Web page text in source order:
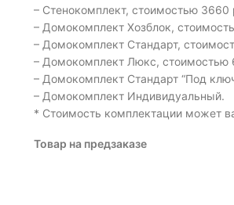
– Стенокомплект, стоимостью 3660
– Домокомплект Хозблок,
– Домокомплект Стандарт,
– Домокомплект Люкс, стоимостью
– Домокомплект Стандарт “Под
– Домокомплект Индивидуальный.
* Стоимость комплектации может
Товар на предзаказе